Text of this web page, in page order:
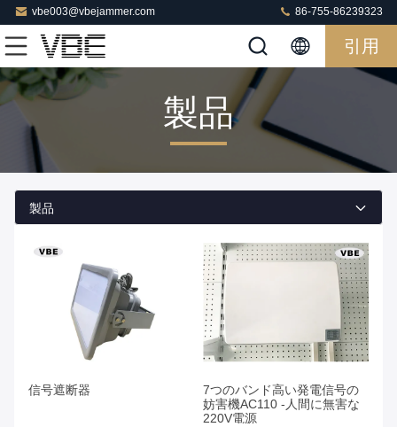
vbe003@vbejammer.com 86-755-86239323
引用
製品
製品
信号遮断器
7つのバンド高い発電信号の
妨害機AC110 -人間に無害な
220V電源